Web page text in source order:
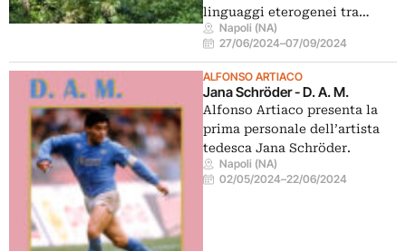
linguaggi eterogenei tra…
Napoli (NA)
27/06/2024–07/09/2024
ALFONSO ARTIACO
Jana Schröder - D. A. M.
Alfonso Artiaco presenta la
prima personale dell’artista
tedesca Jana Schröder.
Napoli (NA)
02/05/2024–22/06/2024